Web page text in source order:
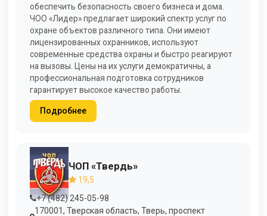
обеспечить безопасность своего бизнеса и дома.
ЧОО «Лидер» предлагает широкий спектр услуг по
охране объектов различного типа. Они имеют
лицензированных охранников, используют
современные средства охраны и быстро реагируют
на вызовы. Цены на их услуги демократичны, а
профессиональная подготовка сотрудников
гарантирует высокое качество работы.
Подробнее
ЧОП «Твердь»
19,5
+7 (482) 245-05-98
170001, Тверская область, Тверь, проспект